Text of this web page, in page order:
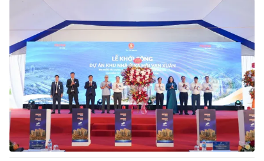
Theo dõi báo trên
Cơ quan chủ quản:
Đài Truyền hình Việt Nam
Cơ quan báo chí:Thời báo VTV
Giấy phép hoạt động báo in và báo điện tử số 483/GP-BTTTT
cấp ngày 29/12/2023
Tổng Biên tập:Vũ Thanh Thủy
Phó Tổng Biên tập:Nguyễn Thị Mỹ Hạnh, Phạm Quốc Thắng,
Nguyễn Trọng Ninh